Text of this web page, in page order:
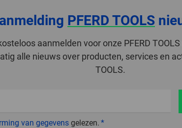
PFERD TOOLS
aanmelden voor onze PFERD
alle nieuws over producten, services en
TOOLS.
van gegevens gelezen.